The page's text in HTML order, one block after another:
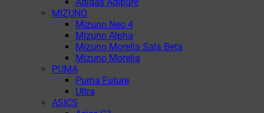
MIZUNO
Mizuno Neo 4
Mizuno Alpha
Mizuno Morelia Sala Beta
Mizuno Morelia
PUMA
Puma Future
Ultra
ASICS